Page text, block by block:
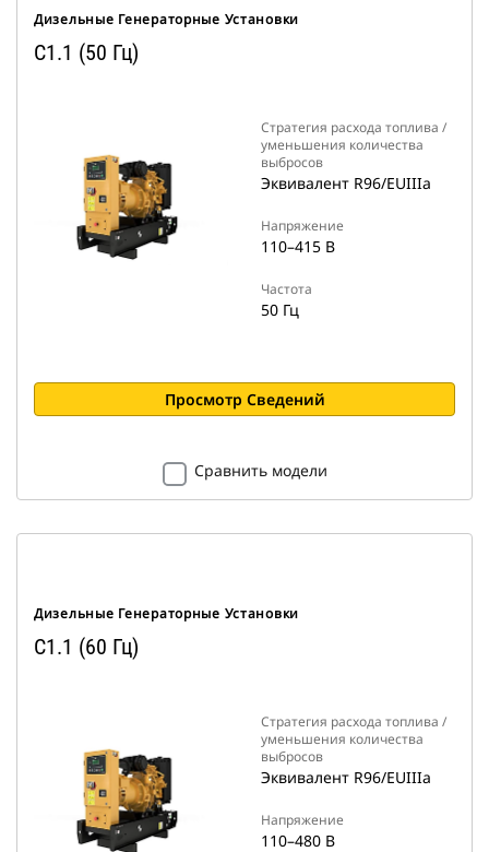
Дизельные Генераторные Установки
C1.1 (50 Гц)
Стратегия расхода топлива /
уменьшения количества
выбросов
Эквивалент R96/EUIIIa
Напряжение
110–415 В
Частота
50 Гц
Просмотр Сведений
Сравнить модели
Дизельные Генераторные Установки
C1.1 (60 Гц)
Стратегия расхода топлива /
уменьшения количества
выбросов
Эквивалент R96/EUIIIa
Напряжение
110–480 В